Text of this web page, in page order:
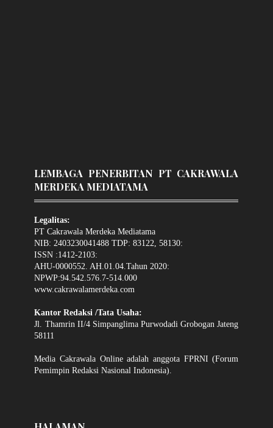
LEMBAGA PENERBITAN PT CAKRAWALA
MERDEKA MEDIATAMA
Legalitas:
PT Cakrawala Merdeka Mediatama
NIB: 2403230041488 TDP: 83122, 58130:
ISSN :1412-2103:
AHU-0000552. AH.01.04.Tahun 2020:
NPWP:94.542.576.7-514.000
www.cakrawalamerdeka.com
Kantor Redaksi /Tata Usaha:
Jl. Thamrin II/4 Simpanglima Purwodadi Grobogan Jateng
58111
Media Cakrawala Online adalah anggota FPRNI (Forum
Pemimpin Redaksi Nasional Indonesia).